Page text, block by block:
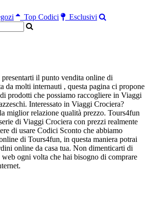
Top Codici Esclusivi
il punto vendita online di
da molti internauti , questa pagina ci propone
prodotti che possiamo raccogliere in Viaggi
Interessato in Viaggi Crociera?
miglior relazione qualità prezzo. Tours4fun
di Viaggi Crociera con prezzi realmente
di usare Codici Sconto che abbiamo
di Tours4fun, in questa maniera potrai
online da casa tua. Non dimenticarti di
web ogni volta che hai bisogno di comprare